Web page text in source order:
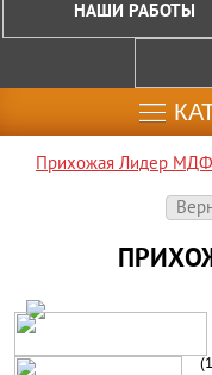
НАШИ РАБОТЫ
Прихожая Лидер МДФ